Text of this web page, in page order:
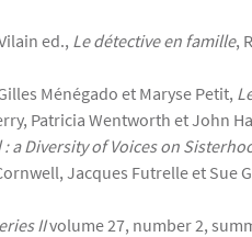
ed., Le détective en famille,
Ménégado et Maryse Petit,
Patricia Wentworth et John
a Diversity of Voices on
Jacques Futrelle et Sue
IIvolume 27, number 2,